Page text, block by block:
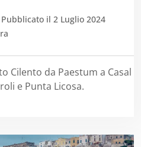
Pubblicato il 2 Luglio 2024
Cilento da Paestum a Casal
e Punta Licosa.